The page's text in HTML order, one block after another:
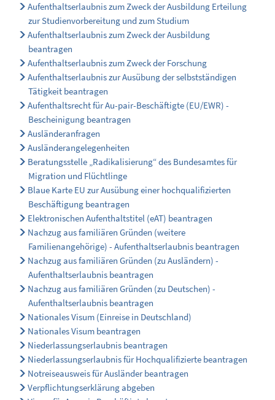
Aufenthaltserlaubnis zum Zweck der Ausbildung Erteilung
zur Studienvorbereitung und zum Studium
Aufenthaltserlaubnis zum Zweck der Ausbildung
beantragen
Aufenthaltserlaubnis zum Zweck der Forschung
Aufenthaltserlaubnis zur Ausübung der selbstständigen
Tätigkeit beantragen
Aufenthaltsrecht für Au-pair-Beschäftigte (EU/EWR) -
Bescheinigung beantragen
Ausländeranfragen
Ausländerangelegenheiten
Beratungsstelle „Radikalisierung“ des Bundesamtes für
Migration und Flüchtlinge
Blaue Karte EU zur Ausübung einer hochqualifizierten
Beschäftigung beantragen
Elektronischen Aufenthaltstitel (eAT) beantragen
Nachzug aus familiären Gründen (weitere
Familienangehörige) - Aufenthaltserlaubnis beantragen
Nachzug aus familiären Gründen (zu Ausländern) -
Aufenthaltserlaubnis beantragen
Nachzug aus familiären Gründen (zu Deutschen) -
Aufenthaltserlaubnis beantragen
Nationales Visum (Einreise in Deutschland)
Nationales Visum beantragen
Niederlassungserlaubnis beantragen
Niederlassungserlaubnis für Hochqualifizierte beantragen
Notreiseausweis für Ausländer beantragen
Verpflichtungserklärung abgeben